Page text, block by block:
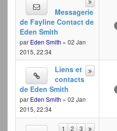
Messagerie
de Fayline Contact de
Eden Smith
par Eden Smith » 02 Jan
2015, 22:34
Liens et
contacts
de Eden Smith
par Eden Smith » 02 Jan
2015, 22:34
1 2 3